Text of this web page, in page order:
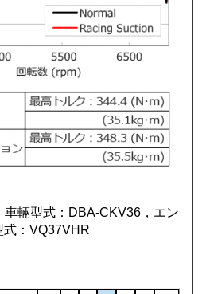
輛型式：DBA-CKV36，エン
式：VQ37VHR